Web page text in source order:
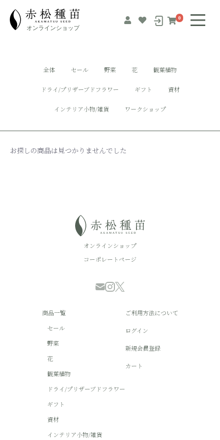
0
全体 セール 野菜 花 観葉植物
ドライ/プリザーブドフラワー ギフト 資材
インテリア小物/雑貨 ワークショップ
お探しの商品は見つかりませんでした
オンラインショップ
コーポレートページ
商品一覧
セール
野菜
花
観葉植物
ドライ/プリザーブドフラワー
ギフト
資材
インテリア小物/雑貨
ご利用方法について
ログイン
新規会員登録
カート